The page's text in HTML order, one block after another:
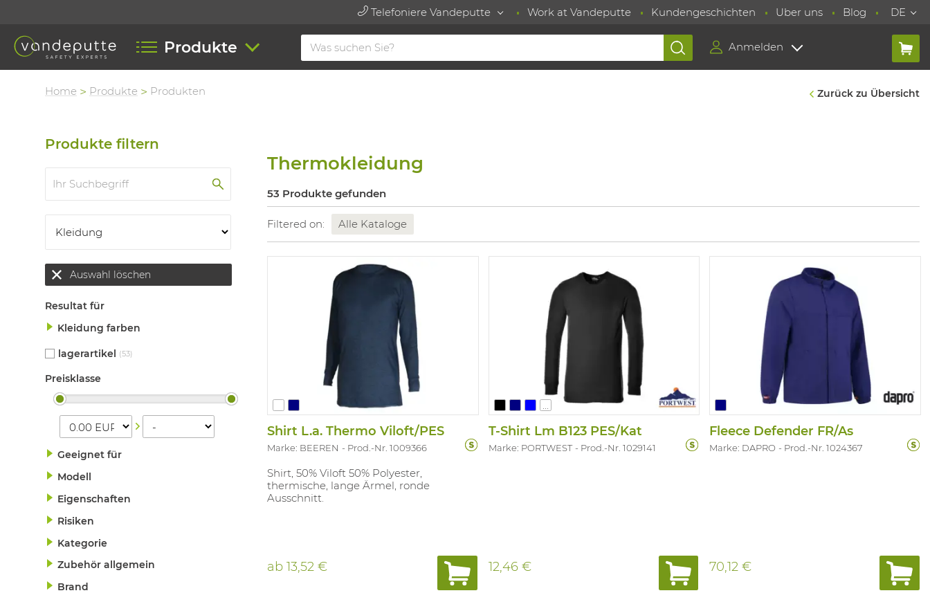
Telefoniere Vandeputte Work at Vandeputte Kundengeschichten Uber uns Blog DE
Produkte Anmelden
Home Produkte Produkten Zurück zu Übersicht
Produkte filtern
Auswahl löschen
Resultat für
Kleidung farben
lagerartikel (53)
Preisklasse
Geeignet für
Modell
Eigenschaften
Risiken
Kategorie
Zubehör allgemein
Brand
Thermokleidung
53 Produkte gefunden
Filtered on: Alle Kataloge
Shirt L.a. Thermo Viloft/PES
Marke: BEEREN Prod.-Nr. 1009366
Shirt, 50% Viloft 50% Polyester,
thermische, lange Ärmel, ronde
Ausschnitt.
ab 13,52 €
...
T-Shirt Lm B123 PES/Kat
Marke: PORTWEST Prod.-Nr. 1029141
12,46 €
Fleece Defender FR/As
Marke: DAPRO Prod.-Nr. 1024367
70,12 €